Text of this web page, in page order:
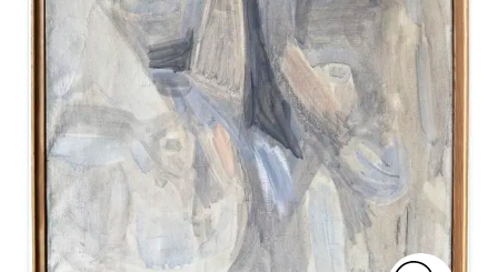
VOL. 1 : LES PEINTURES
VOL. 2 : LES GOUACHES
VOL. 3 : CRAYONS DE COULEUR ET FUSAINS
CONTACT